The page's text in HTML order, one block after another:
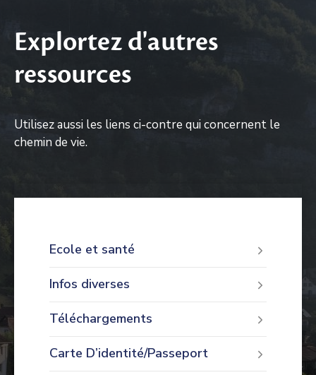
Explortez d'autres
ressources
Utilisez aussi les liens ci-contre qui concernent le
chemin de vie.
Ecole et santé
Infos diverses
Téléchargements
Carte D’identité/Passeport